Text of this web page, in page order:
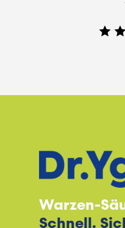
Warzen-
Schnell.